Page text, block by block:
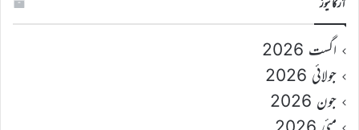
اگست 2026
جولائی 2026
جون 2026